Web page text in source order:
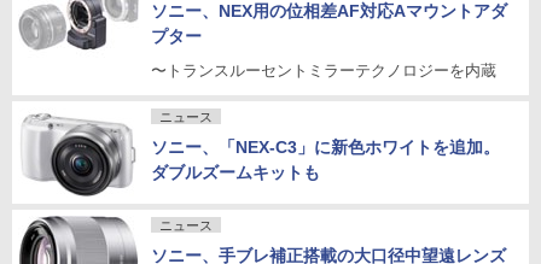
ソニー、NEX用の位相差AF対応Aマウントアダ
プター
〜トランスルーセントミラーテクノロジーを内蔵
ニュース
ソニー、「NEX-C3」に新色ホワイトを追加。
ダブルズームキットも
ニュース
ソニー、手ブレ補正搭載の大口径中望遠レンズ